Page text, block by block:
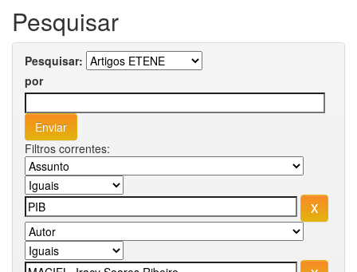
Pesquisar
Pesquisar:
por
Filtros correntes: